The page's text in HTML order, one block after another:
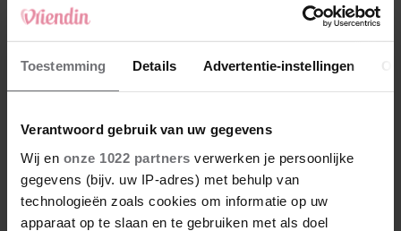
Toestemming Details Advertentie-instellingen
Verantwoord gebruik van uw gegevens
Wij en onze 1022 partners verwerken je persoonlijke
gegevens (bijv. uw IP-adres) met behulp van
technologieën zoals cookies om informatie op uw
apparaat op te slaan en te gebruiken met als doel